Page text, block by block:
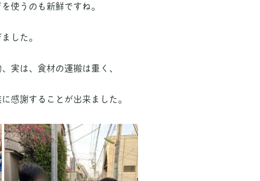
使うのも新鮮ですね。
した。
実は、食材の運搬は重く、
感謝することが出来ました。